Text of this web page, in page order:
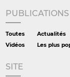
PUBLICATIONS
Toutes Actualités
Vidéos
Les plus
SITE